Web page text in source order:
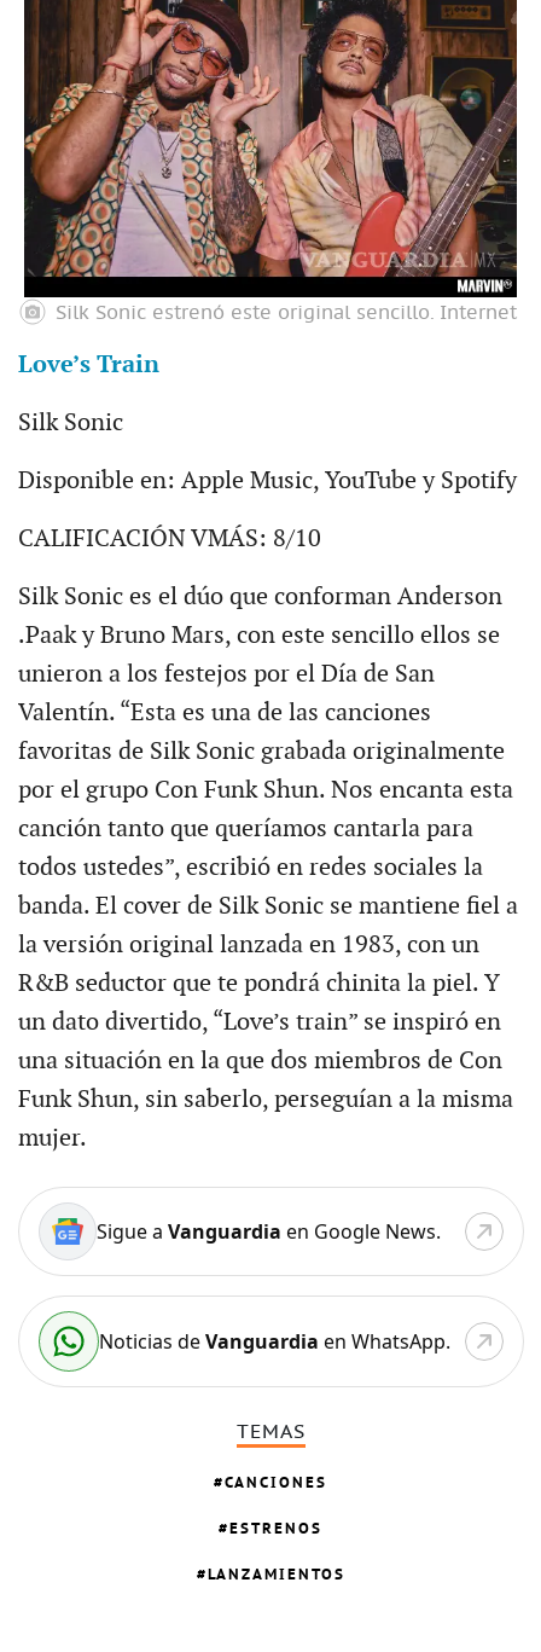
Silk Sonic estrenó este original sencillo. Internet
Love’s Train
Silk Sonic
Disponible en: Apple Music, YouTube y Spotify
CALIFICACIÓN VMÁS: 8/10
Silk Sonic es el dúo que conforman Anderson
.Paak y Bruno Mars, con este sencillo ellos se
unieron a los festejos por el Día de San
Valentín. “Esta es una de las canciones
favoritas de Silk Sonic grabada originalmente
por el grupo Con Funk Shun. Nos encanta esta
canción tanto que queríamos cantarla para
todos ustedes”, escribió en redes sociales la
banda. El cover de Silk Sonic se mantiene fiel a
la versión original lanzada en 1983, con un
R&B seductor que te pondrá chinita la piel. Y
un dato divertido, “Love’s train” se inspiró en
una situación en la que dos miembros de Con
Funk Shun, sin saberlo, perseguían a la misma
mujer.
Sigue a Vanguardia en Google News.
Noticias deVanguardia en WhatsApp.
TEMAS
CANCIONES
ESTRENOS
LANZAMIENTOS